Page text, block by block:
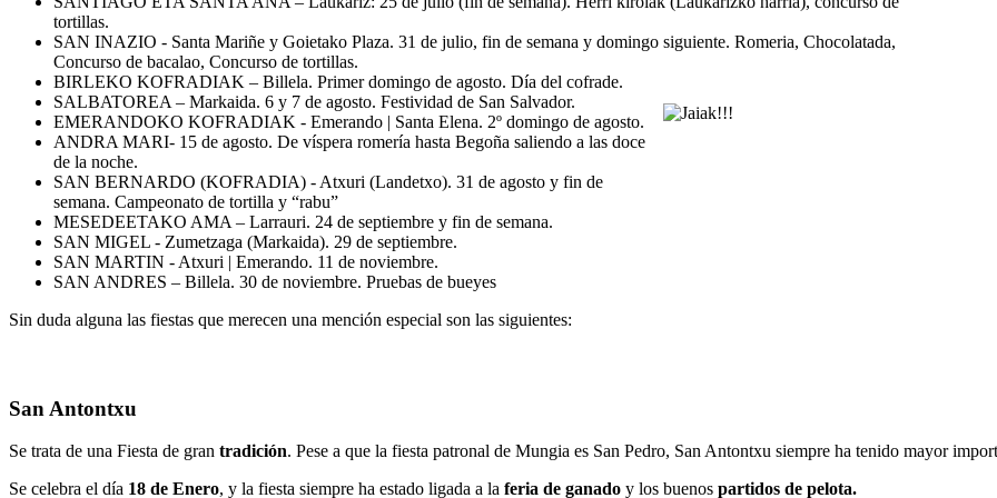
tortillas.
SAN INAZIO - Santa Mariñe y Goietako Plaza. 31 de julio, fin de semana y domingo siguiente. Romeria, Chocolatada,
Concurso de bacalao, Concurso de tortillas.
BIRLEKO KOFRADIAK – Billela. Primer domingo de agosto. Día del cofrade.
SALBATOREA – Markaida. 6 y 7 de agosto. Festividad de San Salvador.
EMERANDOKO KOFRADIAK - Emerando | Santa Elena. 2º domingo de agosto.
ANDRA MARI- 15 de agosto. De víspera romería hasta Begoña saliendo a las doce
de la noche.
SAN BERNARDO (KOFRADIA) - Atxuri (Landetxo). 31 de agosto y fin de
semana. Campeonato de tortilla y “rabu”
MESEDEETAKO AMA – Larrauri. 24 de septiembre y fin de semana.
SAN MIGEL - Zumetzaga (Markaida). 29 de septiembre.
SAN MARTIN - Atxuri | Emerando. 11 de noviembre.
SAN ANDRES – Billela. 30 de noviembre. Pruebas de bueyes
Sin duda alguna las fiestas que merecen una mención especial son las siguientes:
San Antontxu
Se trata de una Fiesta de gran tradición. Pese a que la fiesta patronal de Mungia es San Pedro, San Antontxu siempre ha tenido mayor
Se celebra el día 18 de Enero, y la fiesta siempre ha estado ligada a la feria de ganado y los buenos partidos de pelota.